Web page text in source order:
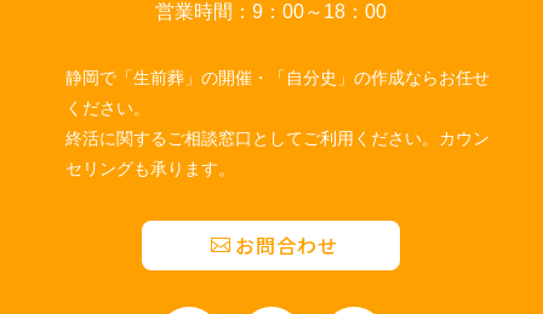
営業時間：9：00～18：00
静岡で「生前葬」の開催・「自分史」の作成ならお任せ
ください。
終活に関するご相談窓口としてご利用ください。カウン
セリングも承ります。
お問合わせ